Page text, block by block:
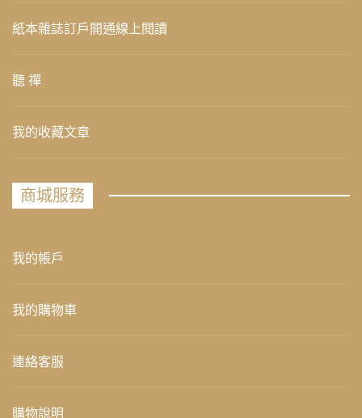
紙本雜誌訂戶開通線上閱讀
聽 禪
我的收藏文章
商城服務
我的帳戶
我的購物車
連絡客服
購物說明